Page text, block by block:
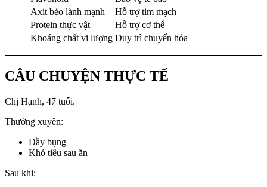
Axit béo lành mạnh
Hỗ trợ tim mạch
Protein thực vật
Hỗ trợ cơ thể
Khoáng chất vi lượng Duy trì chuyển hóa
CÂU CHUYỆN THỰC TẾ
Chị Hạnh, 47 tuổi.
Thường xuyên:
Đầy bụng
Khó tiêu sau ăn
Sau khi: